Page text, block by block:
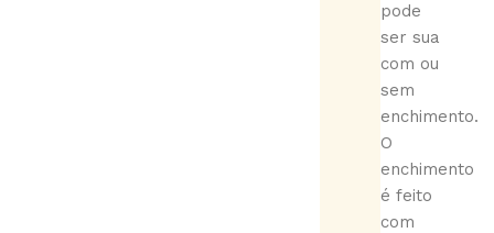
pode
ser sua
com ou
sem
enchimento.
O
enchimento
é feito
com